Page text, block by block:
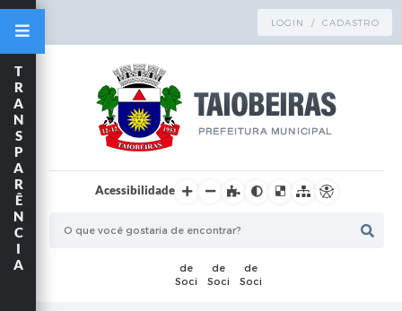
LOGIN / CADASTRO
Acessibilidade
T
R
A
N
S
P
A
R
Ê
N
C
I
A